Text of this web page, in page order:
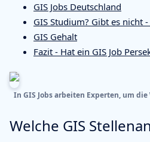
GIS Jobs Deutschland
GIS Studium? Gibt es nicht
GIS Gehalt
Fazit - Hat ein GIS Job
In GIS Jobs arbeiten Experten, um
Welche GIS